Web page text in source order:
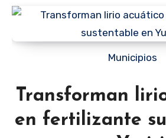
Municipios
Transforman
en fertilizante